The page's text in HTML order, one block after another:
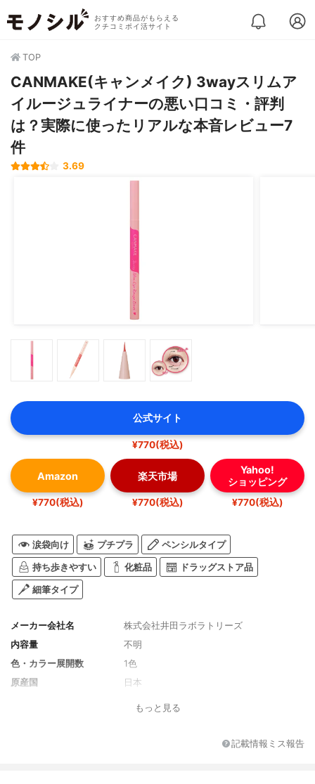
おすすめ商品がもらえる
クチコミポイ活サイト
TOP
CANMAKE(キャンメイク) 3wayスリムア
イルージュライナーの悪い口コミ・評判
は？実際に使ったリアルな本音レビュー7
件
3.69
公式サイト
¥770(税込)
Amazon
¥770(税込)
楽天市場
¥770(税込)
Yahoo!
ショッピング
¥770(税込)
涙袋向け プチプラ ペンシルタイプ
持ち歩きやすい 化粧品 ドラッグストア品
細筆タイプ
メーカー会社名
株式会社井田ラボラトリーズ
内容量
不明
色・カラー展開数
1色
原産国
日本
もっと見る
記載情報ミス報告